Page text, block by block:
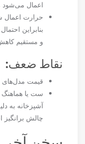
اعمال می‌شود
حرارت اعمال
بنابراین
و مستقیم
نقاط ضعف:
قیمت مدل‌های
ست یا هماهنگ
آشپزخانه به
چالش